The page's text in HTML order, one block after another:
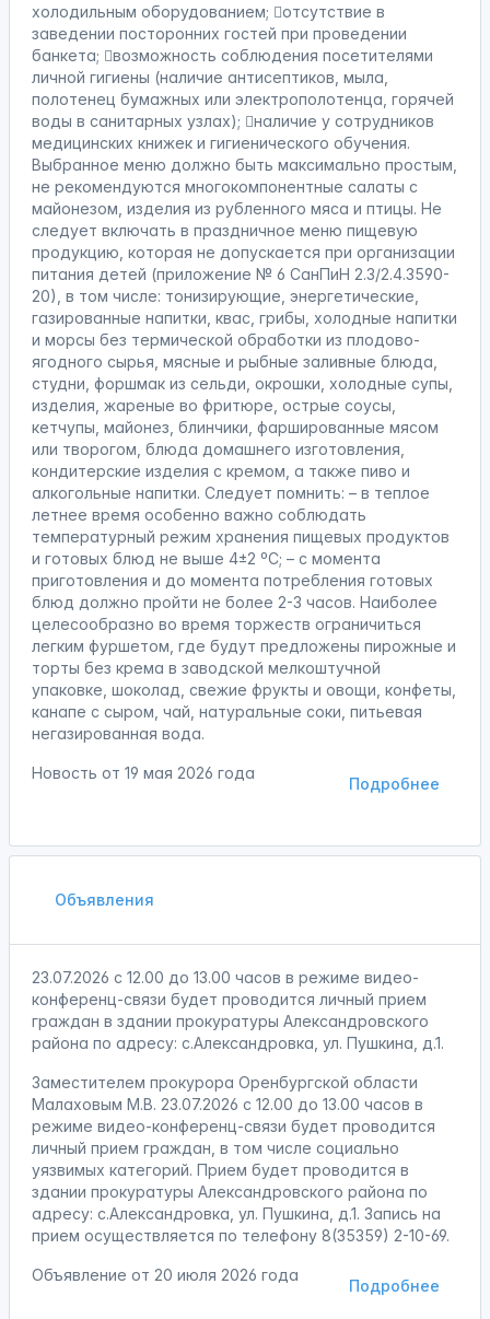
холодильным оборудованием; отсутствие в
заведении посторонних гостей при проведении
банкета; возможность соблюдения посетителями
личной гигиены (наличие антисептиков, мыла,
полотенец бумажных или электрополотенца, горячей
воды в санитарных узлах); наличие у сотрудников
медицинских книжек и гигиенического обучения.
Выбранное меню должно быть максимально простым,
не рекомендуются многокомпонентные салаты с
майонезом, изделия из рубленного мяса и птицы. Не
следует включать в праздничное меню пищевую
продукцию, которая не допускается при организации
питания детей (приложение № 6 СанПиН 2.3/2.4.3590-
20), в том числе: тонизирующие, энергетические,
газированные напитки, квас, грибы, холодные напитки
и морсы без термической обработки из плодово-
ягодного сырья, мясные и рыбные заливные блюда,
студни, форшмак из сельди, окрошки, холодные супы,
изделия, жареные во фритюре, острые соусы,
кетчупы, майонез, блинчики, фаршированные мясом
или творогом, блюда домашнего изготовления,
кондитерские изделия с кремом, а также пиво и
алкогольные напитки. Следует помнить: – в теплое
летнее время особенно важно соблюдать
температурный режим хранения пищевых продуктов
и готовых блюд не выше 4±2 ºС; – с момента
приготовления и до момента потребления готовых
блюд должно пройти не более 2-3 часов. Наиболее
целесообразно во время торжеств ограничиться
легким фуршетом, где будут предложены пирожные и
торты без крема в заводской мелкоштучной
упаковке, шоколад, свежие фрукты и овощи, конфеты,
канапе с сыром, чай, натуральные соки, питьевая
негазированная вода.
Подробнее
Новость от 19 мая 2026 года
Объявления
23.07.2026 с 12.00 до 13.00 часов в режиме видео-
конференц-связи будет проводится личный прием
граждан в здании прокуратуры Александровского
района по адресу: с.Александровка, ул. Пушкина, д.1.
Заместителем прокурора Оренбургской области
Малаховым М.В. 23.07.2026 с 12.00 до 13.00 часов в
режиме видео-конференц-связи будет проводится
личный прием граждан, в том числе социально
уязвимых категорий. Прием будет проводится в
здании прокуратуры Александровского района по
адресу: с.Александровка, ул. Пушкина, д.1. Запись на
прием осуществляется по телефону 8(35359) 2-10-69.
Подробнее
Объявление от 20 июля 2026 года